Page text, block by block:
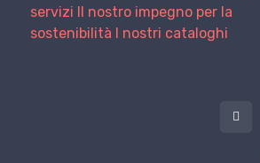
servizi Il nostro impegno per la
sostenibilità I nostri cataloghi